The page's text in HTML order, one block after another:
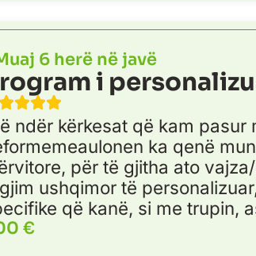
6 herë në javë
i
ndër kërkesat që kam pasur
ka qenë
për të gjitha ato
ushqimor të
që kanë, si me trupin,
€